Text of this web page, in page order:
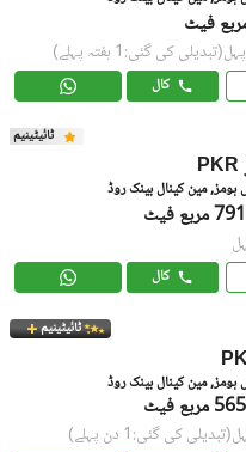
(تبدیلی کی گئی:1 ہفتہ پہلے)
کال
ٹائیٹینیم
PKR
ہومز, مین کینال بینک روڈ
791 مربع فیٹ
کال
ٹائیٹینیم
ہومز, مین کینال بینک روڈ
565 مربع فیٹ
(تبدیلی کی گئی:1 دن پہلے)